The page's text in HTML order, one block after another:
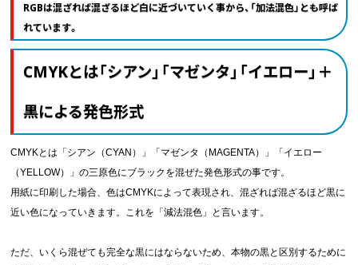
RGBは混ざれば混ざるほど白に近づいていく事から、「加法混色」とも呼ば
れています。
CMYKとは「シアン」「マゼンタ」「イエロー」＋
黒による発色形式
CMYKとは「シアン（CYAN）」「マゼンタ（MAGENTA）」「イエロー
（YELLOW）」の三原色にブラックを混ぜた発色形式の事です。
用紙に印刷した場合、色はCMYKによって表現され、混ざれば混ざるほど黒に
近い色になっていきます。これを「減法混色」と言います。
ただ、いくら混ぜても完全な黒にはならないため、本物の黒と区別するために